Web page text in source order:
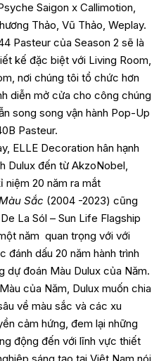
Saigon x Callimotion,
Thảo, Vũ Thảo, Weplay.
Pasteur của Season 2 sẽ là
kế đặc biệt với Living Room,
nơi chúng tôi tổ chức hơn
diễn mở cửa cho công chúng
song song vận hành Pop-Up
Pasteur.
ELLE Decoration hân hạnh
Dulux đến từ AkzoNobel,
niệm 20 năm ra mắt
Sắc (2004 -2023) cũng
La Sól – Sun Life Flagship
năm quan trọng với với
dấu 20 năm hành trình
dự đoán Màu Dulux của Năm.
của Năm, Dulux muốn chia
về màu sắc và các xu
cảm hứng, đem lại những
động đến với lĩnh vực thiết